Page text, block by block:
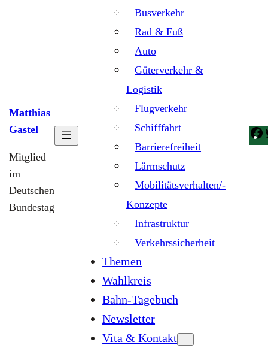
Matthias
Gastel
Mitglied
im
Deutschen
Bundestag
Busverkehr
Rad & Fuß
Auto
Güterverkehr &
Logistik
Flugverkehr
Schifffahrt
Barrierefreiheit
Lärmschutz
Mobilitätsverhalten/-
Konzepte
Infrastruktur
Verkehrssicherheit
Themen
Wahlkreis
Bahn-Tagebuch
Newsletter
Vita & Kontakt